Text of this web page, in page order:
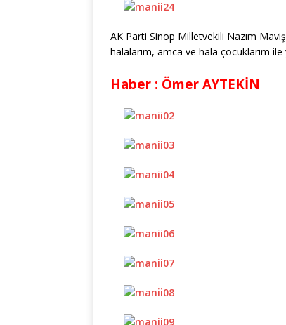
AK Parti Sinop Milletvekili Nazım Maviş
halalarım, amca ve hala çocuklarım ile
Haber : Ömer AYTEKİN